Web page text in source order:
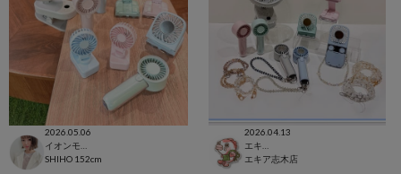
2026.05.06
SHIHO 152cm
2026.04.13
エキア志木店